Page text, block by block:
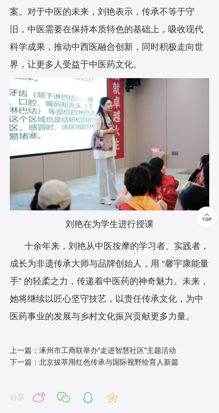
案。对于中医的未来，刘艳表示，传承不等于守
旧，中医需要在保持本质特色的基础上，吸收现代
科学成果，推动中西医融合创新，同时积极走向世
界，让更多人受益于中医药文化。
刘艳在为学生进行授课
十余年来，刘艳从中医按摩的学习者、实践者，
成长为非遗传承大师与品牌创始人，用 “馨宇康能量
手” 的轻柔之力，传递着中医药的神奇魅力。未来，
她将继续以匠心坚守技艺，以责任传承文化，为中
医药事业的发展与乡村文化振兴贡献更多力量。
上一篇：涿州市工商联举办“走进智慧社区”主题活动
下一篇：北京拔萃用红色传承与国际视野绘育人新篇
分享